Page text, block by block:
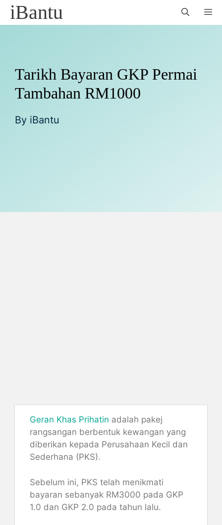
SkipiBantu
Tarikh Bayaran GKP Permai
Tambahan RM1000
By iBantu
Geran Khas Prihatin adalah pakej
rangsangan berbentuk kewangan yang
diberikan kepada Perusahaan Kecil dan
Sederhana (PKS).
Sebelum ini, PKS telah menikmati
bayaran sebanyak RM3000 pada GKP
1.0 dan GKP 2.0 pada tahun lalu.